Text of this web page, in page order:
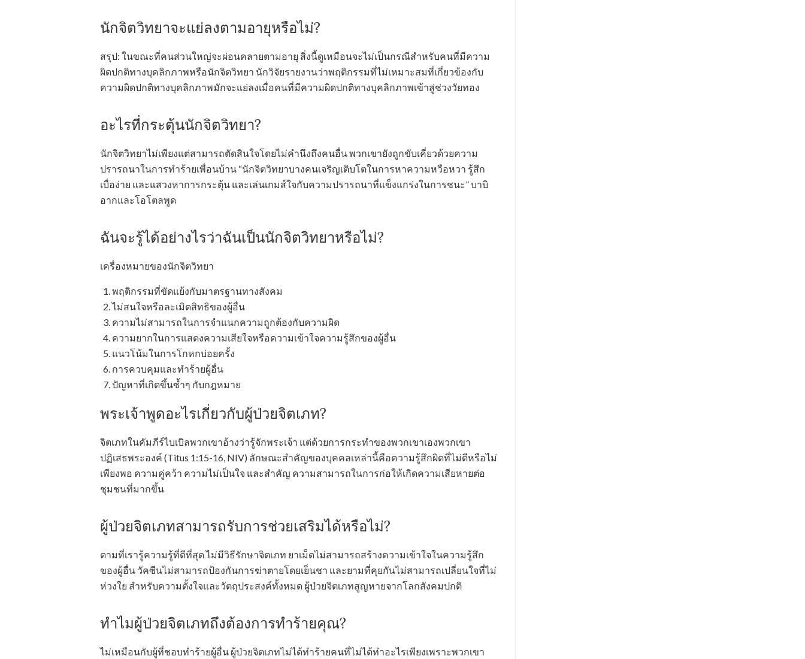
นักจิตวิทยาจะแย่ลงตามอายุหรือไม่?
สรุป: ในขณะที่คนส่วนใหญ่จะผ่อนคลายตามอายุ สิ่งนี้ดูเหมือนจะไม่เป็นกรณีสำหรับคนที่มีความ
ผิดปกติทางบุคลิกภาพหรือนักจิตวิทยา นักวิจัยรายงานว่าพฤติกรรมที่ไม่เหมาะสมที่เกี่ยวข้องกับ
ความผิดปกติทางบุคลิกภาพมักจะแย่ลงเมื่อคนที่มีความผิดปกติทางบุคลิกภาพเข้าสู่ช่วงวัยทอง
อะไรที่กระตุ้นนักจิตวิทยา?
นักจิตวิทยาไม่เพียงแต่สามารถตัดสินใจโดยไม่คำนึงถึงคนอื่น พวกเขายังถูกขับเคี่ยวด้วยความ
ปรารถนาในการทำร้ายเพื่อนบ้าน “นักจิตวิทยาบางคนเจริญเติบโตในการหาความหวือหวา รู้สึก
เบื่อง่าย และแสวงหาการกระตุ้น และเล่นเกมส์ใจกับความปรารถนาที่แข็งแกร่งในการชนะ” บาบิ
อากและโอโตลพูด
ฉันจะรู้ได้อย่างไรว่าฉันเป็นนักจิตวิทยาหรือไม่?
เครื่องหมายของนักจิตวิทยา
พฤติกรรมที่ขัดแย้งกับมาตรฐานทางสังคม
ไม่สนใจหรือละเมิดสิทธิของผู้อื่น
ความไม่สามารถในการจำแนกความถูกต้องกับความผิด
ความยากในการแสดงความเสียใจหรือความเข้าใจความรู้สึกของผู้อื่น
แนวโน้มในการโกหกบ่อยครั้ง
การควบคุมและทำร้ายผู้อื่น
ปัญหาที่เกิดขึ้นซ้ำๆ กับกฎหมาย
พระเจ้าพูดอะไรเกี่ยวกับผู้ป่วยจิตเภท?
จิตเภทในคัมภีร์ไบเบิลพวกเขาอ้างว่ารู้จักพระเจ้า แต่ด้วยการกระทำของพวกเขาเองพวกเขา
ปฏิเสธพระองค์ (Titus 1:15-16, NIV) ลักษณะสำคัญของบุคคลเหล่านี้คือความรู้สึกผิดที่ไม่ดีหรือไม่
เพียงพอ ความคู่คว้า ความไม่เป็นใจ และสำคัญ ความสามารถในการก่อให้เกิดความเสียหายต่อ
ชุมชนที่มากขึ้น
ผู้ป่วยจิตเภทสามารถรับการช่วยเสริมได้หรือไม่?
ตามที่เรารู้ความรู้ที่ดีที่สุด ไม่มีวิธีรักษาจิตเภท ยาเม็ดไม่สามารถสร้างความเข้าใจในความรู้สึก
ของผู้อื่น วัคซีนไม่สามารถป้องกันการฆ่าตายโดยเย็นชา และยามที่คุยกันไม่สามารถเปลี่ยนใจที่ไม่
ห่วงใย สำหรับความตั้งใจและวัตถุประสงค์ทั้งหมด ผู้ป่วยจิตเภทสูญหายจากโลกสังคมปกติ
ทำไมผู้ป่วยจิตเภทถึงต้องการทำร้ายคุณ?
ไม่เหมือนกับผู้ที่ชอบทำร้ายผู้อื่น ผู้ป่วยจิตเภทไม่ได้ทำร้ายคนที่ไม่ได้ทำอะไรเพียงเพราะพวกเขา